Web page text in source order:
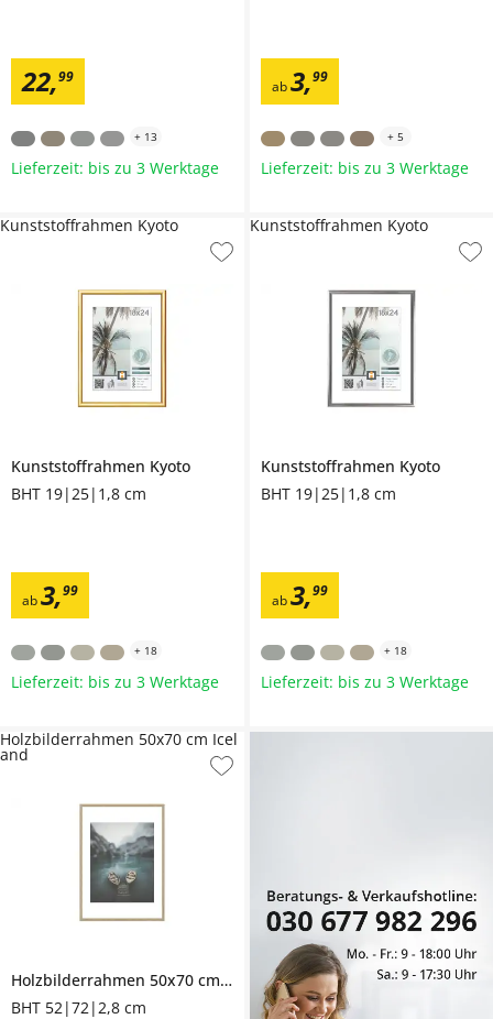
22,99
+ 13
Lieferzeit: bis zu 3 Werktage
ab 3,99
+ 5
Lieferzeit: bis zu 3 Werktage
Kunststoffrahmen Kyoto
BHT 19|25|1,8 cm
ab3,99
Kunststoffrahmen Kyoto
+ 18
Lieferzeit: bis zu 3 Werktage
Kunststoffrahmen Kyoto
BHT 19|25|1,8 cm
ab 3,99
Kunststoffrahmen Kyoto
+ 18
Lieferzeit: bis zu 3 Werktage
Holzbilderrahmen 50x70 cmIceland
BHT 52|72|2,8 cm
Holzbilderrahmen 50x70 cm Icel
and